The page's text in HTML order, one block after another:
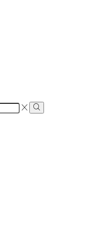
Search